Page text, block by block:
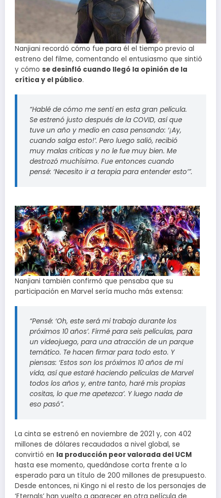
Nanjiani recordó cómo fue para él el tiempo previo al
estreno del filme, comentando el entusiasmo que sintió
y cómo se desinfló cuando llegó la opinión de la
crítica y el público.
“Hablé de cómo me sentí en esta gran película.
Se estrenó justo después de la COVID, así que
tuve un año y medio en casa pensando: ‘¡Ay,
cuando salga esto!’. Pero luego salió, recibió
muy malas críticas y no le fue muy bien. Me
destrozó muchísimo. Fue entonces cuando
pensé: ‘Necesito ir a terapia para entender esto’”.
Nanjiani también confirmó que pensaba que su
participación en Marvel sería mucho más extensa:
“Pensé: ‘Oh, este será mi trabajo durante los
próximos 10 años’. Firmé para seis películas, para
un videojuego, para una atracción de un parque
temático. Te hacen firmar para todo esto. Y
piensas: ‘Estos son los próximos 10 años de mi
vida, así que estaré haciendo películas de Marvel
todos los años y, entre tanto, haré mis propias
cositas, lo que me apetezca’. Y luego nada de
eso pasó”.
La cinta se estrenó en noviembre de 2021 y, con 402
millones de dólares recaudados a nivel global, se
convirtió en la producción peor valorada del UCM
hasta ese momento, quedándose corta frente a lo
esperado para un título de 200 millones de presupuesto.
Desde entonces, ni Kingo ni el resto de los personajes de